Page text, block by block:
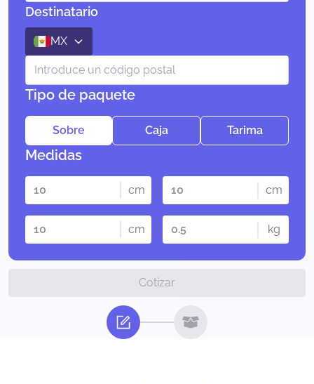
Destinatario
MX
Tipo de paquete
Sobre Caja Tarima
Medidas
cm cm
cm kg
Cotizar